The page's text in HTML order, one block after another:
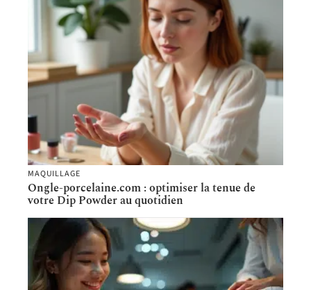
MAQUILLAGE
Ongle-porcelaine.com : optimiser la tenue de
votre Dip Powder au quotidien